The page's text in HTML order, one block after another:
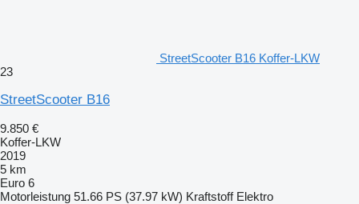
StreetScooter B16 Koffer-LKW
23
StreetScooter B16
9.850 €
Koffer-LKW
2019
5 km
Euro 6
Motorleistung 51.66 PS (37.97 kW) Kraftstoff Elektro